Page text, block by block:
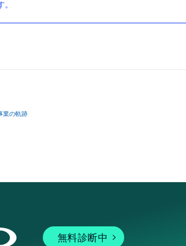
業の軌跡
無料診断中